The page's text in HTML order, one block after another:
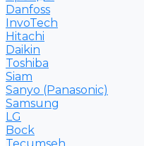
Danfoss
InvoTech
Hitachi
Daikin
Toshiba
Siam
Sanyo (Panasonic)
Samsung
LG
Bock